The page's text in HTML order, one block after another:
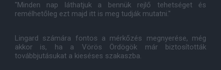
"Minden nap láthatjuk a bennük rejlő tehetséget és
remélhetőleg ezt majd itt is meg tudják mutatni."
Lingard számára fontos a mérkőzés megnyerése, még
akkor is, ha a Vörös Ördögök már biztosították
továbbjutásukat a kieséses szakaszba.